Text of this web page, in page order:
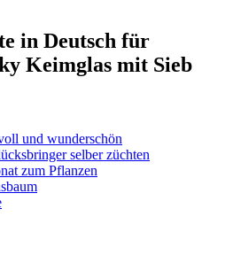
in Deutsch für
Keimglas mit Sieb
und wunderschön
selber züchten
zum Pflanzen